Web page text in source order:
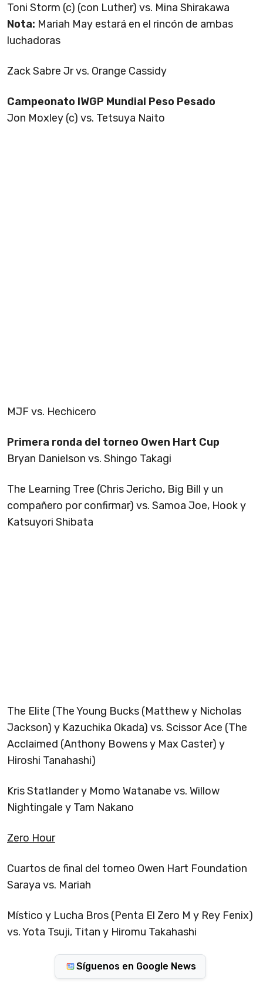
Toni Storm (c) (con Luther) vs. Mina Shirakawa
Nota: Mariah May estará en el rincón de ambas
luchadoras
Zack Sabre Jr vs. Orange Cassidy
Campeonato IWGP Mundial Peso Pesado
Jon Moxley (c) vs. Tetsuya Naito
MJF vs. Hechicero
Primera ronda del torneo Owen Hart Cup
Bryan Danielson vs. Shingo Takagi
The Learning Tree (Chris Jericho, Big Bill y un
compañero por confirmar) vs. Samoa Joe, Hook y
Katsuyori Shibata
The Elite (The Young Bucks (Matthew y Nicholas
Jackson) y Kazuchika Okada) vs. Scissor Ace (The
Acclaimed (Anthony Bowens y Max Caster) y
Hiroshi Tanahashi)
Kris Statlander y Momo Watanabe vs. Willow
Nightingale y Tam Nakano
Zero Hour
Cuartos de final del torneo Owen Hart Foundation
Saraya vs. Mariah
Místico y Lucha Bros (Penta El Zero M y Rey Fenix)
vs. Yota Tsuji, Titan y Hiromu Takahashi
Síguenos en Google News